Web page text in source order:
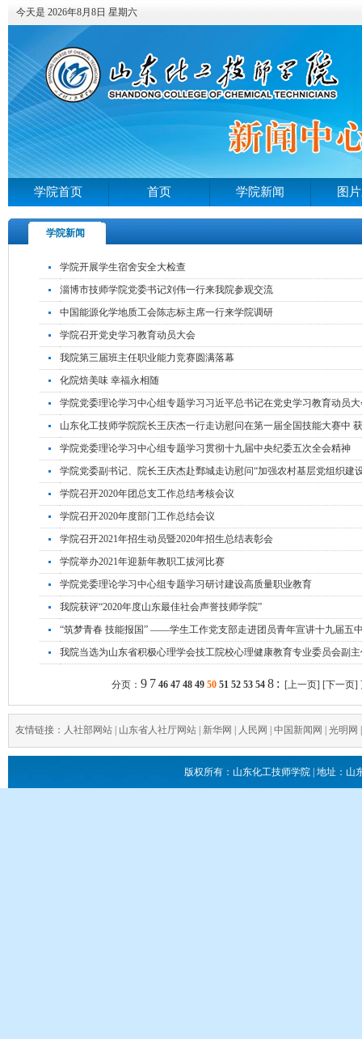
今天是 2026年8月8日 星期六
学院首页 首页 学院新闻 图
学院新闻
学院开展学生宿舍安全大检查
淄博市技师学院党委书记刘伟一行来我院参观交流
中国能源化学地质工会陈志标主席一行来学院调研
学院召开党史学习教育动员大会
我院第三届班主任职业能力竞赛圆满落幕
化院焙美味 幸福永相随
学院党委理论学习中心组专题学习习近平总书记在党史学习教育动员
山东化工技师学院院长王庆杰一行走访慰问在第一届全国技能大赛中
学院党委理论学习中心组专题学习贯彻十九届中央纪委五次全会精神
学院党委副书记、院长王庆杰赴鄄城走访慰问“加强农村基层党组织建
学院召开2020年团总支工作总结考核会议
学院召开2020年度部门工作总结会议
学院召开2021年招生动员暨2020年招生总结表彰会
学院举办2021年迎新年教职工拔河比赛
学院党委理论学习中心组专题学习研讨建设高质量职业教育
我院获评“2020年度山东最佳社会声誉技师学院”
“筑梦青春 技能报国” ——学生工作党支部走进团员青年宣讲十九届五
我院当选为山东省积极心理学会技工院校心理健康教育专业委员会副
分页： 9 7 46 47 48 49 50 51 52 53 54 8 : [上一页] [下一页]
友情链接： 人社部网站 山东省人社厅网站 新华网 人民网 中国新闻网 光明网
版权所有：山东化工技师学院 | 地址：山